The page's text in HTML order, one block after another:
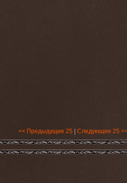
<< Предыдущие 25 Следующие 25